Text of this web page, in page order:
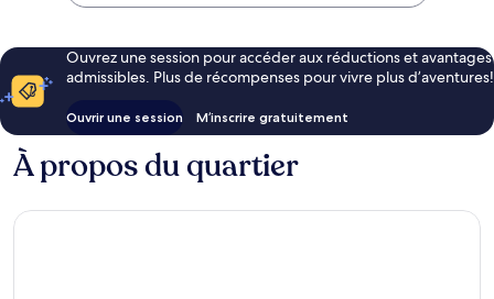
Ouvrez une session pour accéder aux réductions et avantages
admissibles. Plus de récompenses pour vivre plus d’aventures!
Ouvrir une session M’inscrire gratuitement
À propos du quartier